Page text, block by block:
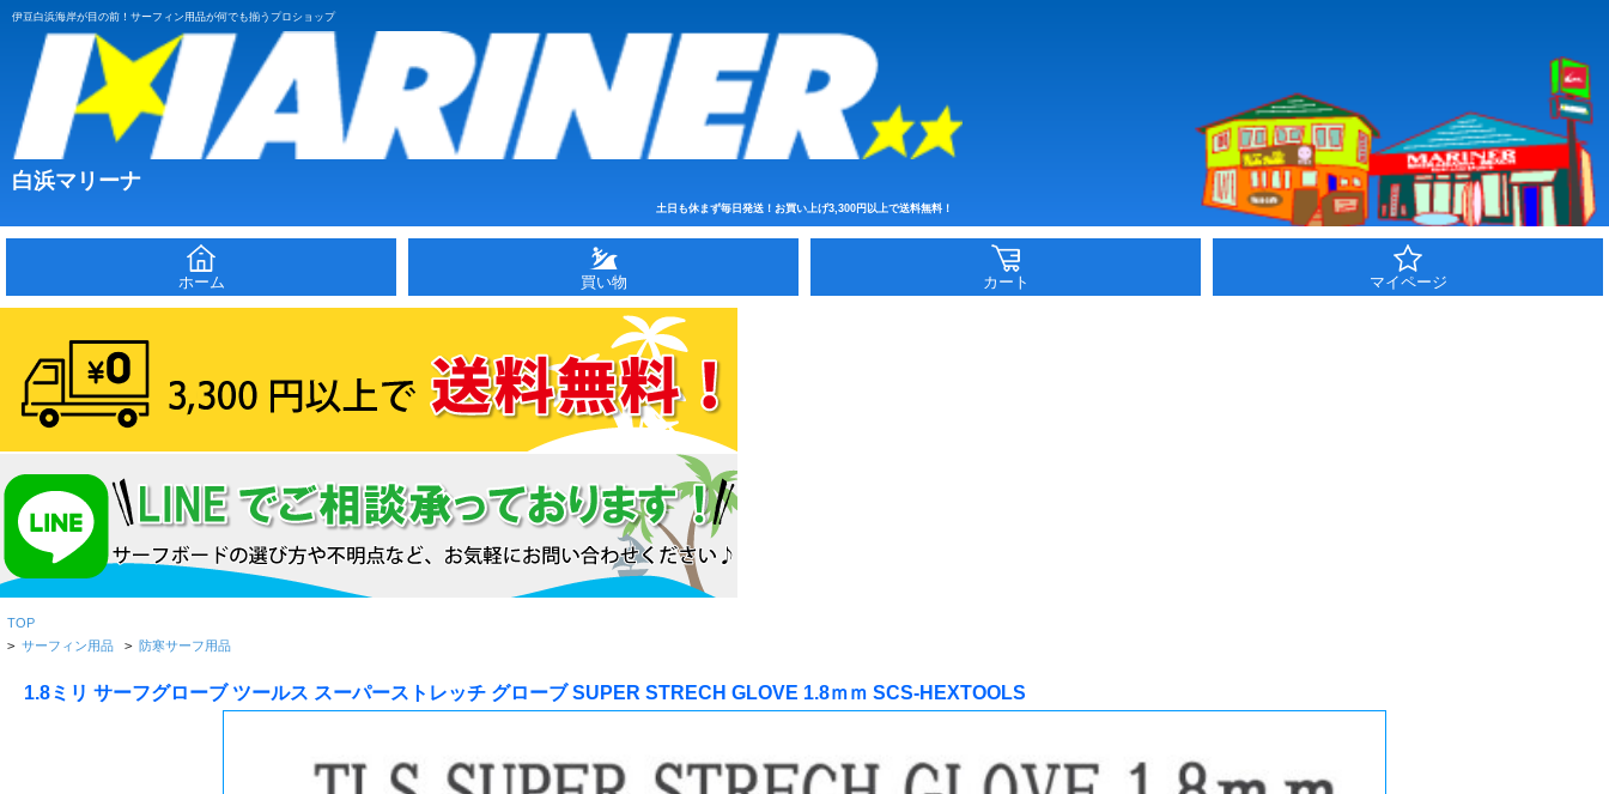
伊豆白浜海岸が目の前！サーフィン用品が何でも揃うプロショップ
白浜マリーナ
土日も休まず毎日発送！お買い上げ3,300円以上で送料無料！
ホーム 買い物 カート マイページ
TOP
> サーフィン用品 > 防寒サーフ用品
1.8ミリ サーフグローブ ツールス スーパーストレッチ グローブ SUPER STRECH GLOVE 1.8ｍｍ SCS-HEXTOOLS